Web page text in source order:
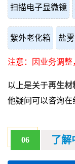
扫描电子显微镜
紫外老化箱 盐
注意：因业务调整
以上是关于再生材
他疑问可以咨询在
06 了解